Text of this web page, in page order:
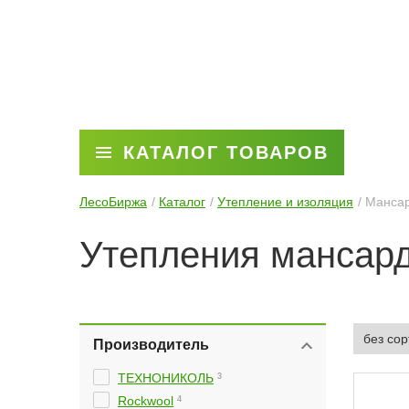
КАТАЛОГ ТОВАРОВ
ЛесоБиржа Каталог Утепление и изоляция
Утепления
Производитель
ТЕХНОНИКОЛЬ 3
Rockwool 4